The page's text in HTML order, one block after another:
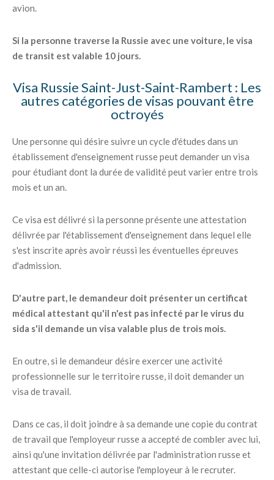
avion.
Si la personne traverse la Russie avec une voiture, le visa
de transit est valable 10 jours.
Visa Russie Saint-Just-Saint-Rambert : Les
autres catégories de visas pouvant être
octroyés
Une personne qui désire suivre un cycle d'études dans un
établissement d'enseignement russe peut demander un visa
pour étudiant dont la durée de validité peut varier entre trois
mois et un an.
Ce visa est délivré si la personne présente une attestation
délivrée par l'établissement d'enseignement dans lequel elle
s'est inscrite après avoir réussi les éventuelles épreuves
d'admission.
D'autre part, le demandeur doit présenter un certificat
médical attestant qu'il n'est pas infecté par le virus du
sida s'il demande un visa valable plus de trois mois.
En outre, si le demandeur désire exercer une activité
professionnelle sur le territoire russe, il doit demander un
visa de travail.
Dans ce cas, il doit joindre à sa demande une copie du contrat
de travail que l'employeur russe a accepté de combler avec lui,
ainsi qu'une invitation délivrée par l'administration russe et
attestant que celle-ci autorise l'employeur à le recruter.